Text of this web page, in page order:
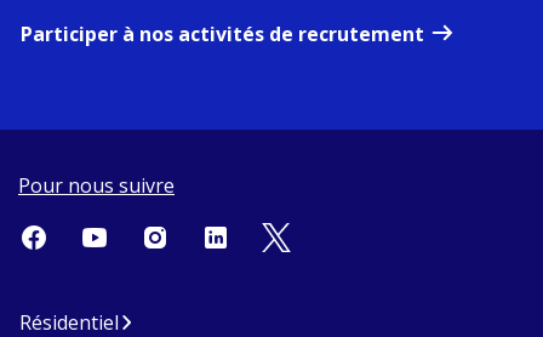
Participer à nos activités de recrutement
Pour nous suivre
Résidentiel